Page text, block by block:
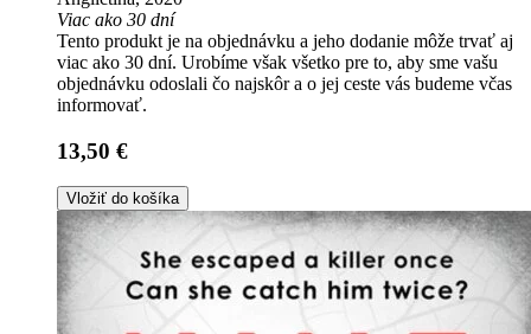
Viac ako 30 dní
Tento produkt je na objednávku a jeho dodanie môže trvať aj
viac ako 30 dní. Urobíme však všetko pre to, aby sme vašu
objednávku odoslali čo najskôr a o jej ceste vás budeme včas
informovať.
13,50 €
Vložiť do košíka